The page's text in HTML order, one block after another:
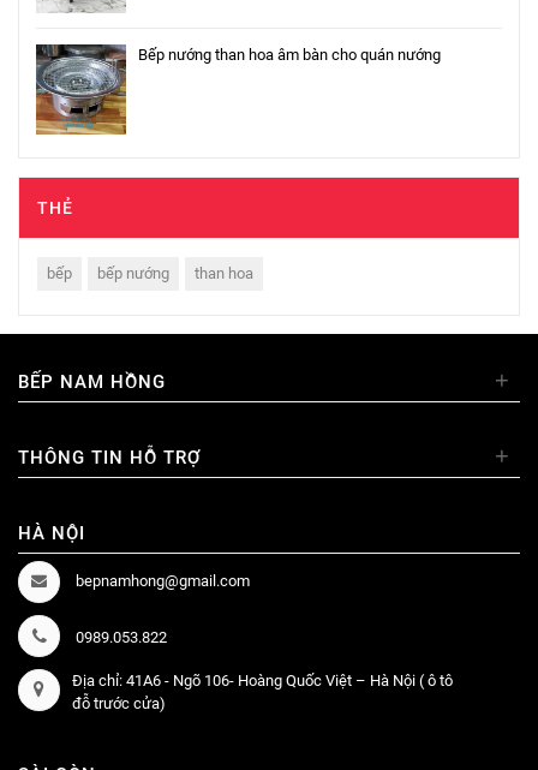
Bếp nướng than hoa âm bàn cho quán nướng
THẺ
bếp bếp nướng than hoa
BẾP NAM HỒNG +
THÔNG TIN HỖ TRỢ +
HÀ NỘI
bepnamhong@gmail.com
0989.053.822
Địa chỉ: 41A6 - Ngõ 106- Hoàng Quốc Việt – Hà Nội ( ô tô
đỗ trước cửa)